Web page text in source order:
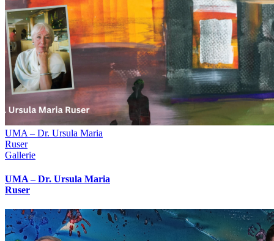
UMA – Dr. Ursula Maria
Ruser
Gallerie
UMA – Dr. Ursula Maria
Ruser